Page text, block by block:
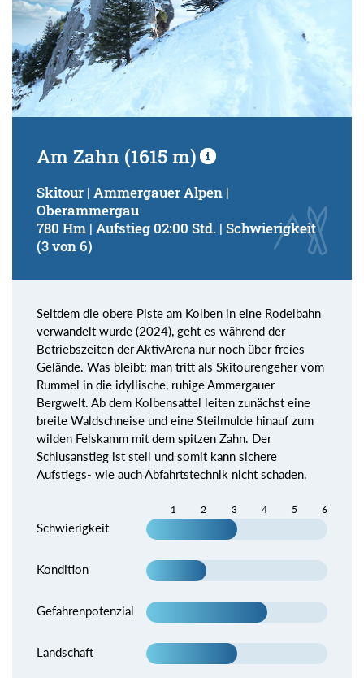
Am Zahn (1615 m)
Skitour | Ammergauer Alpen |
Oberammergau
780 Hm | Aufstieg 02:00 Std. | Schwierigkeit
(3 von 6)
Seitdem die obere Piste am Kolben in eine Rodelbahn
verwandelt wurde (2024), geht es während der
Betriebszeiten der AktivArena nur noch über freies
Gelände. Was bleibt: man tritt als Skitourengeher vom
Rummel in die idyllische, ruhige Ammergauer
Bergwelt. Ab dem Kolbensattel leiten zunächst eine
breite Waldschneise und eine Steilmulde hinauf zum
wilden Felskamm mit dem spitzen Zahn. Der
Schlusanstieg ist steil und somit kann sichere
Aufstiegs- wie auch Abfahrtstechnik nicht schaden.
1 2 3 4 5 6
Schwierigkeit
Kondition
Gefahrenpotenzial
Landschaft